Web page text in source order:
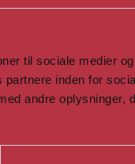
til sociale medier
inden for
andre oplysninger,
afbud til et hold,